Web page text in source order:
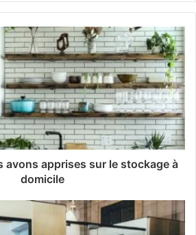
avons apprises sur le stockage à
domicile